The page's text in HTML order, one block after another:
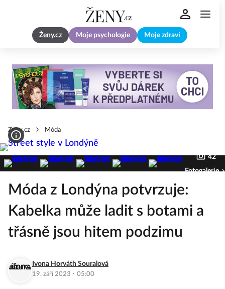
Ženy.cz Moje psychologie Moje zdraví
Zeny.cz Móda
42
Fotogalerie
Móda z Londýna potvrzuje:
Kabelka může ladit s botami a
třásně jsou hitem podzimu
Ivona Horváth Souralová
19. září 2023 · 05:00